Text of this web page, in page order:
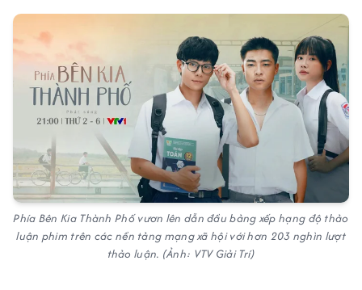
Phía Bên Kia Thành Phố vươn lên dẫn đầu bảng xếp hạng độ thảo
luận phim trên các nền tảng mạng xã hội với hơn 203 nghìn lượt
thảo luận. (Ảnh: VTV Giải Trí)